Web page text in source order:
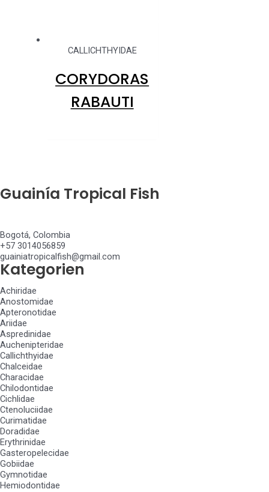
CALLICHTHYIDAE
CORYDORAS
RABAUTI
Guainía Tropical Fish
Bogotá, Colombia
+57 3014056859
guainiatropicalfish@gmail.com
Kategorien
Achiridae
Anostomidae
Apteronotidae
Ariidae
Aspredinidae
Auchenipteridae
Callichthyidae
Chalceidae
Characidae
Chilodontidae
Cichlidae
Ctenoluciidae
Curimatidae
Doradidae
Erythrinidae
Gasteropelecidae
Gobiidae
Gymnotidae
Hemiodontidae